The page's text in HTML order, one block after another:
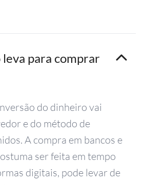
para comprar
do dinheiro vai
e do método de
A compra em bancos e
ser feita em tempo
digitais, pode levar de